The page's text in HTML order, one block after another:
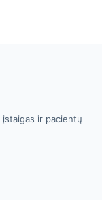
ir pacientų